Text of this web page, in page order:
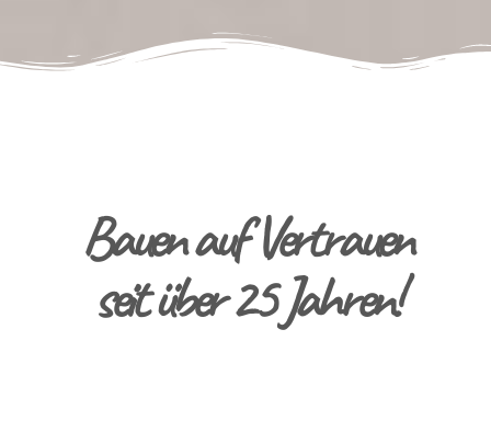
Bauen auf Vertrauen
seit über 25 Jahren!